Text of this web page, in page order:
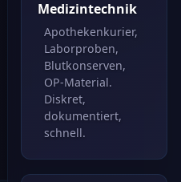
Medizintechnik
Apothekenkurier,
Laborproben,
Blutkonserven,
OP-Material.
Diskret,
dokumentiert,
schnell.